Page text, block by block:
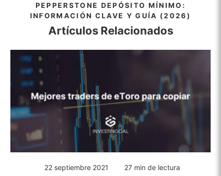
PEPPERSTONE DEPÓSITO MÍNIMO:
INFORMACIÓN CLAVE Y GUÍA (2026)
Artículos Relacionados
22 septiembre 2021 27 min de lectura